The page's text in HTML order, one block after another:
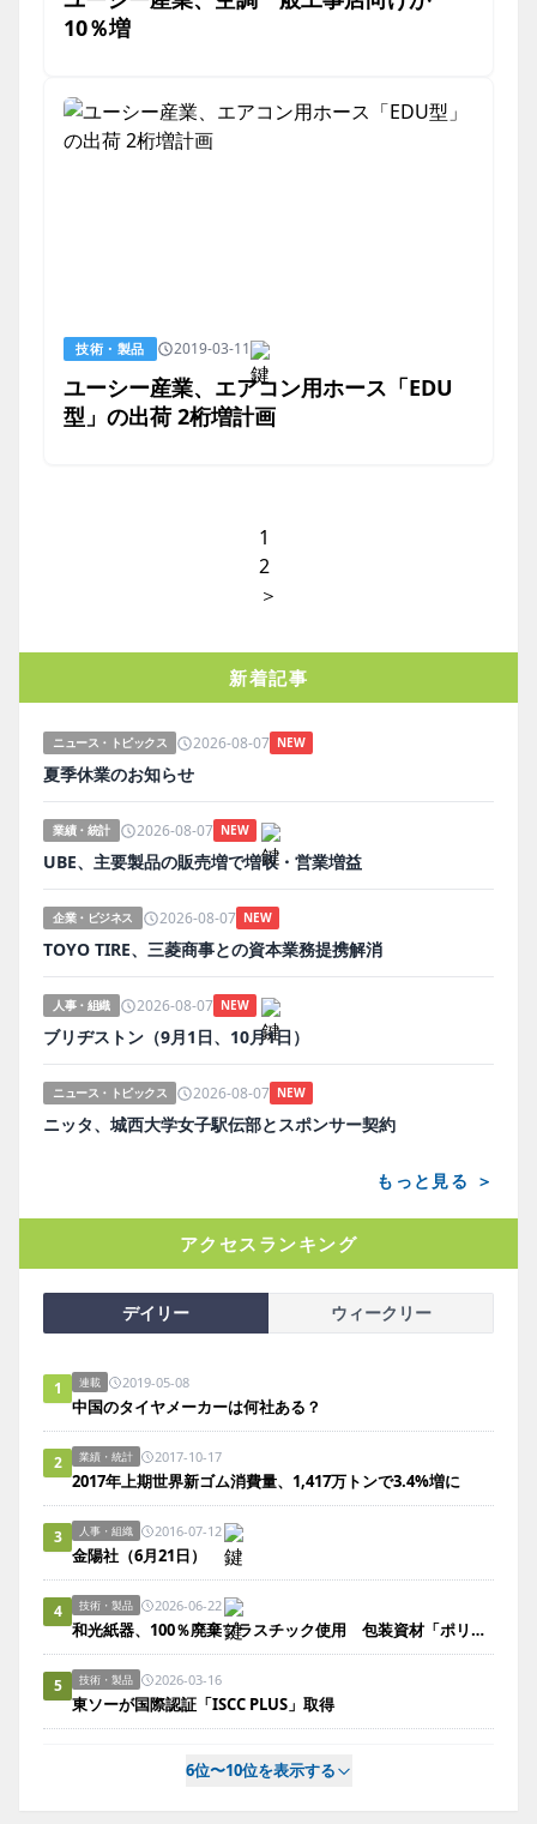
10％増
技術・製品 2019-03-11
ユーシー産業、エアコン用ホース「EDU
型」の出荷 2桁増計画
1
2
＞
新着記事
ニュース・トピックス 2026-08-07 NEW
夏季休業のお知らせ
業績・統計 2026-08-07 NEW
UBE、主要製品の販売増で増収・営業増益
企業・ビジネス 2026-08-07 NEW
TOYO TIRE、三菱商事との資本業務提携解消
人事・組織 2026-08-07 NEW
ブリヂストン（9月1日、10月1日）
ニュース・トピックス 2026-08-07 NEW
ニッタ、城西大学女子駅伝部とスポンサー契約
もっと見る ＞
アクセスランキング
デイリー ウィークリー
1 連載 2019-05-08
中国のタイヤメーカーは何社ある？
2 業績・統計 2017-10-17
2017年上期世界新ゴム消費量、1,417万トンで3.4%増に
3 人事・組織 2016-07-12
金陽社（6月21日）
4 技術・製品 2026-06-22
和光紙器、100％廃棄プラスチック使用 包装資材「ポリエコレン」
5 技術・製品 2026-03-16
東ソーが国際認証「ISCC PLUS」取得
6位〜10位を表示する